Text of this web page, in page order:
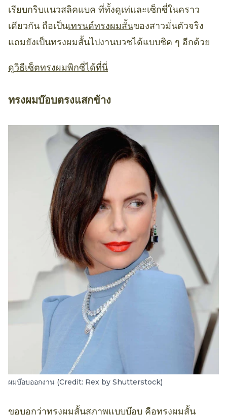
เรียบกริบแนวสลิคแบค ที่ทั้งดูเท่และเซ็กซี่ในคราว
เดียวกัน ถือเป็นเทรนด์ทรงผมสั้นของสาวมั่นตัวจริง
แถมยังเป็นทรงผมสั้นไปงานบวชได้แบบชิค ๆ อีกด้วย
ดูวิธีเซ็ตทรงผมพิกซี่ได้ที่นี่
ทรงผมบ๊อบตรงแสกข้าง
ผมบ๊อบออกงาน (Credit: Rex by Shutterstock)
ขอบอกว่าทรงผมสั้นสุภาพแบบบ๊อบ คือทรงผมสั้น